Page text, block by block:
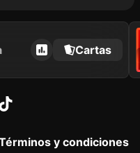
Cartas
y condiciones